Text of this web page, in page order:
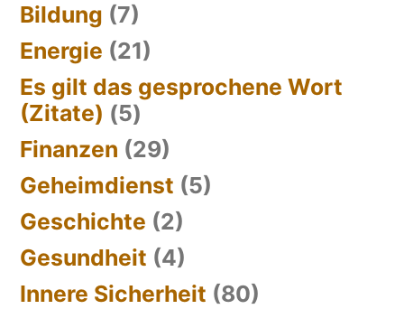
Bildung (7)
Energie (21)
Es gilt das gesprochene Wort
(Zitate) (5)
Finanzen (29)
Geheimdienst (5)
Geschichte (2)
Gesundheit (4)
Innere Sicherheit (80)